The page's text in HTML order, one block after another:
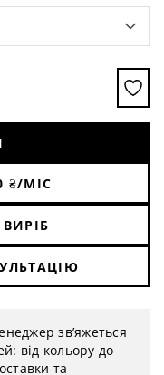
₴/МІС
зв’яжеться
від кольору до
та